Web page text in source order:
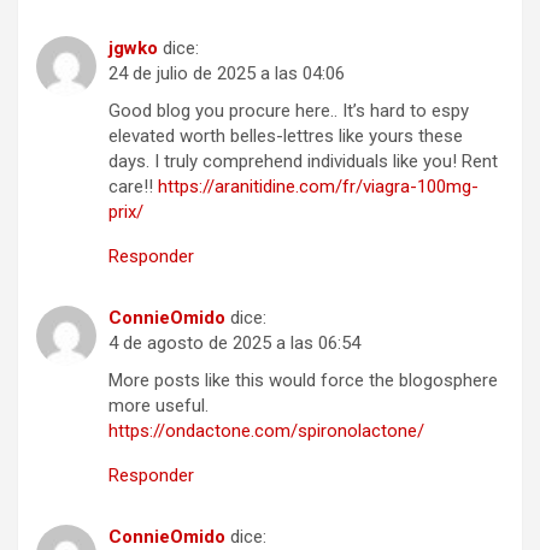
jgwko dice:
24 de julio de 2025 a las 04:06
Good blog you procure here.. It’s hard to espy
elevated worth belles-lettres like yours these
days. I truly comprehend individuals like you! Rent
care!! https://aranitidine.com/fr/viagra-100mg-
prix/
Responder
ConnieOmido dice:
4 de agosto de 2025 a las 06:54
More posts like this would force the blogosphere
more useful.
https://ondactone.com/spironolactone/
Responder
ConnieOmido dice: